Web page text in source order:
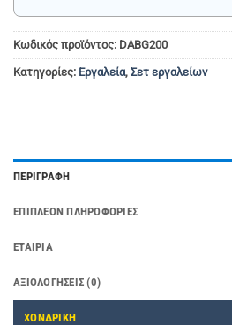
Κωδικός προϊόντος: DABG200
Κατηγορίες: Εργαλεία, Σετ εργαλείων
ΠΕΡΙΓΡΑΦΉ
ΕΠΙΠΛΈΟΝ ΠΛΗΡΟΦΟΡΊΕΣ
ΕΤΑΙΡΊΑ
ΑΞΙΟΛΟΓΉΣΕΙΣ (0)
ΧΟΝΔΡΙΚΗ